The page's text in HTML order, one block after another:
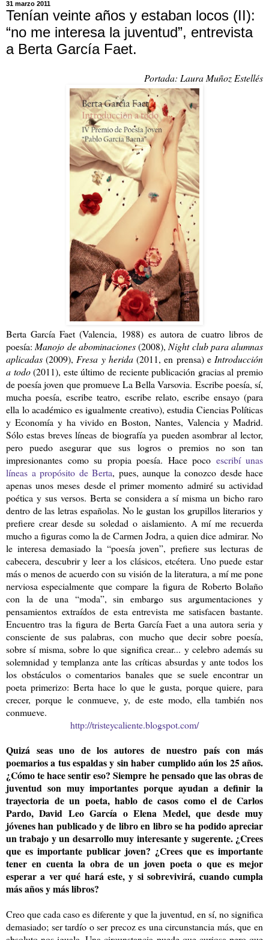
31 marzo 2011
Tenían veinte años y estaban locos (II):
“no me interesa la juventud”, entrevista
a Berta García Faet.
Portada: Laura Muñoz Estellés
Berta García Faet (Valencia, 1988) es autora de cuatro libros de
poesía: Manojo de abominaciones(2008), Night club para alumnas
aplicadas(2009), Fresa y herida(2011, en prensa) e Introducción
a todo(2011), este último de reciente publicación gracias al premio
de poesía joven que promueve La Bella Varsovia. Escribe poesía, sí,
mucha poesía, escribe teatro, escribe relato, escribe ensayo (para
ella lo académico es igualmente creativo), estudia Ciencias Políticas
y Economía y ha vivido en Boston, Nantes, Valencia y Madrid.
Sólo estas breves líneas de biografía ya pueden asombrar al lector,
pero puedo asegurar que sus logros o premios no son tan
impresionantes como su propia poesía. Hace poco escribí unas
líneas a propósito de Berta, pues, aunque la conozco desde hace
apenas unos meses desde el primer momento admiré su actividad
poética y sus versos. Berta se considera a sí misma un bicho raro
dentro de las letras españolas. No le gustan los grupillos literarios y
prefiere crear desde su soledad o aislamiento. A mí me recuerda
mucho a figuras como la de Carmen Jodra, a quien dice admirar. No
le interesa demasiado la “poesía joven”, prefiere sus lecturas de
cabecera, descubrir y leer a los clásicos, etcétera. Uno puede estar
más o menos de acuerdo con su visión de la literatura, a mí me pone
nerviosa especialmente que compare la figura de Roberto Bolaño
con la de una “moda”, sin embargo sus argumentaciones y
pensamientos extraídos de esta entrevista me satisfacen bastante.
Encuentro tras la figura de Berta García Faet a una autora seria y
consciente de sus palabras, con mucho que decir sobre poesía,
sobre sí misma, sobre lo que significa crear... y celebro además su
solemnidad y templanza ante las críticas absurdas y ante todos los
los obstáculos o comentarios banales que se suele encontrar un
poeta primerizo: Berta hace lo que le gusta, porque quiere, para
crecer, porque le conmueve, y, de este modo, ella también nos
conmueve.
http://tristeycaliente.blogspot.com/
Quizá seas uno de los autores de nuestro país con más
poemarios a tus espaldas y sin haber cumplido aún los 25 años.
¿Cómo te hace sentir eso? Siempre he pensado que las obras de
juventud son muy importantes porque ayudan a definir la
trayectoria de un poeta, hablo de casos como el de Carlos
Pardo, David Leo García o Elena Medel, que desde muy
jóvenes han publicado y de libro en libro se ha podido apreciar
un trabajo y un desarrollo muy interesante y sugerente. ¿Crees
que es importante publicar joven? ¿Crees que es importante
tener en cuenta la obra de un joven poeta o que es mejor
esperar a ver qué hará este, y si sobrevivirá, cuando cumpla
más años y más libros?
Creo que cada caso es diferente y que la juventud, en sí, no significa
demasiado; ser tardío o ser precoz es una circunstancia más, que en